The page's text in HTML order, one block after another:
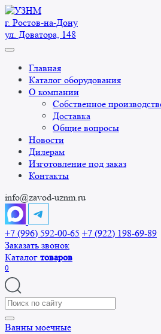
Перейти
к
содержанию
г. Ростов-на-Дону
ул. Доватора, 148
Главная
Каталог оборудования
О компании
Собственное
Доставка
Общие вопросы
Новости
Дилерам
Изготовление под заказ
Контакты
info@zavod-uznm.ru
+7 (996) 592-00-65 +7 (922) 198-69-89
Заказать звонок
Каталог товаров
0
Search
for:
Ванны моечные